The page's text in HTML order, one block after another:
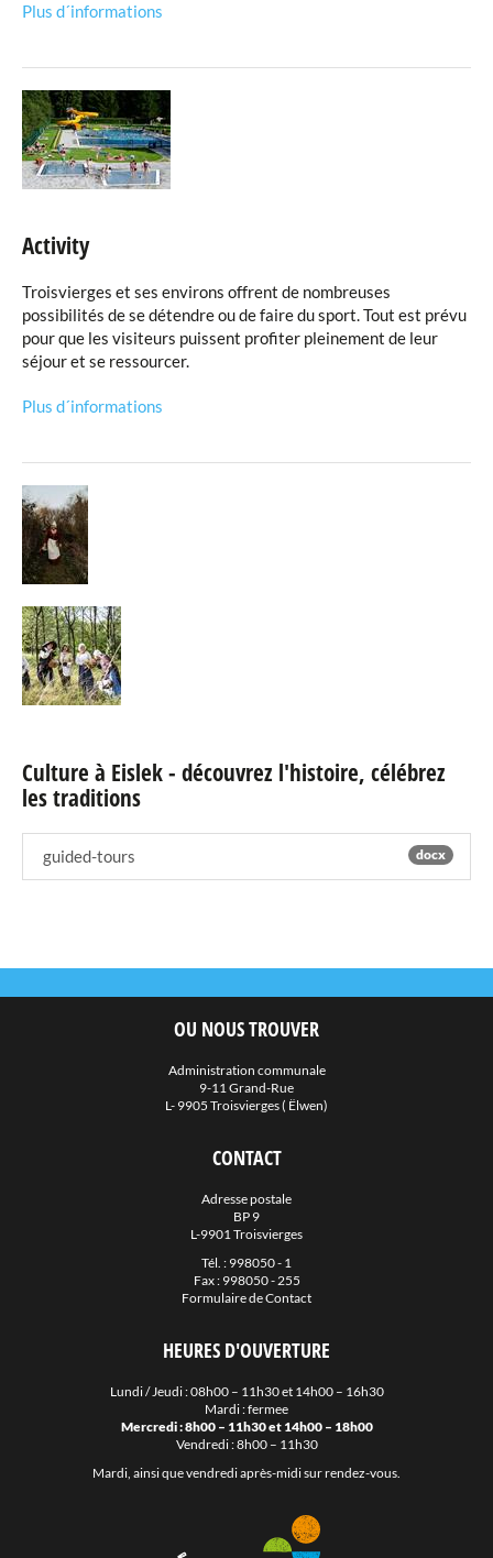
Plus d´informations
Activity
Troisvierges et ses environs offrent de nombreuses
possibilités de se détendre ou de faire du sport. Tout est prévu
pour que les visiteurs puissent profiter pleinement de leur
séjour et se ressourcer.
Plus d´informations
Culture à Eislek - découvrez l'histoire, célébrez
les traditions
docx
guided-tours
OU NOUS TROUVER
Administration communale
9-11 Grand-Rue
L- 9905 Troisvierges ( Ëlwen)
CONTACT
Adresse postale
BP 9
L-9901 Troisvierges
Tél. : 998050 - 1
Fax : 998050 - 255
Formulaire de Contact
HEURES D'OUVERTURE
Lundi / Jeudi : 08h00 – 11h30 et 14h00 – 16h30
Mardi : fermee
Mercredi : 8h00 – 11h30 et 14h00 – 18h00
Vendredi : 8h00 – 11h30
Mardi, ainsi que vendredi après-midi sur rendez-vous.